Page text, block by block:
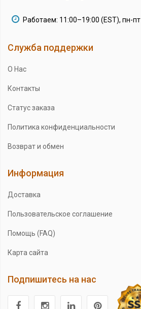
Работаем: 11:00–19:00 (EST), пн-пт
Служба поддержки
О Нас
Контакты
Статус заказа
Политика конфиденциальности
Возврат и обмен
Информация
Доставка
Пользовательское соглашение
Помощь (FAQ)
Карта сайта
Подпишитесь на нас